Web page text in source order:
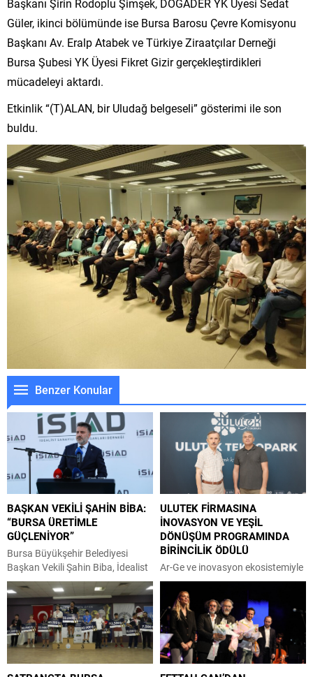
Başkanı Şirin Rodoplu Şimşek, DOĞADER YK Üyesi Sedat
Güler, ikinci bölümünde ise Bursa Barosu Çevre Komisyonu
Başkanı Av. Eralp Atabek ve Türkiye Ziraatçılar Derneği
Bursa Şubesi YK Üyesi Fikret Gizir gerçekleştirdikleri
mücadeleyi aktardı.
Etkinlik “(T)ALAN, bir Uludağ belgeseli” gösterimi ile son
buldu.
Benzer Konular
BAŞKAN VEKİLİ ŞAHİN BİBA:
“BURSA ÜRETİMLE
GÜÇLENİYOR”
Bursa Büyükşehir Belediyesi
Başkan Vekili Şahin Biba, İdealist
Sanayici ve İş İnsanları
Derneği’nin düzenlediği
toplantıda, iş dünyasıyla kurulan
güçlü iletişime ve kurumlar arası
iş birliğine büyük önem verdiklerini
ifade etti. İdealist Sanayici ve İş
İnsanları Derneği (İSİAD)
ULUTEK FİRMASINA
İNOVASYON VE YEŞİL
DÖNÜŞÜM PROGRAMINDA
BİRİNCİLİK ÖDÜLÜ
Ar-Ge ve inovasyon ekosistemiyle
teknoloji tabanlı firmaların
gelişimine katkı sağlayan ULUTEK
Teknopark bünyesinde faaliyet
gösteren Zamia Kompozit,
sürdürülebilir malzeme
teknolojileri alanındaki
çalışmalarıyla önemli bir başarı